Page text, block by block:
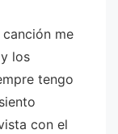
canción me
los
tengo
con el